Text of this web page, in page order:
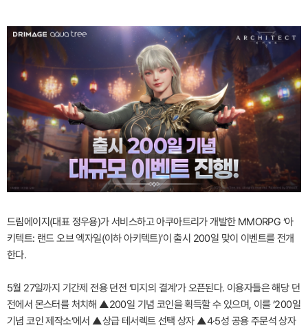
드림에이지(대표 정우용)가 서비스하고 아쿠아트리가 개발한 MMORPG ‘아
키텍트: 랜드 오브 엑자일(이하 아키텍트)’이 출시 200일 맞이 이벤트를 전개
한다.
5월 27일까지 기간제 전용 던전 ‘미지의 결계’가 오픈된다. 이용자들은 해당 던
전에서 몬스터를 처치해 ▲200일 기념 코인을 획득할 수 있으며, 이를 ‘200일
기념 코인 제작소’에서 ▲상급 테서렉트 선택 상자 ▲4·5성 공용 주문석 상자